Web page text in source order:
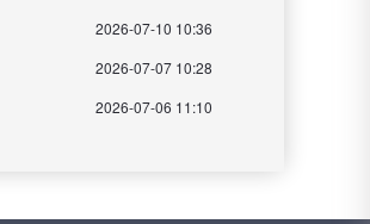
2026-07-10 10:36
2026-07-07 10:28
2026-07-06 11:10